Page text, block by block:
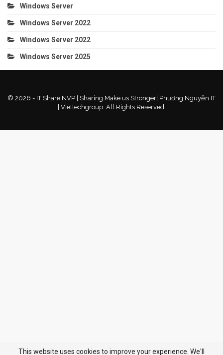
Windows Server
Windows Server 2022
Windows Server 2022
Windows Server 2025
© 2026 - IT Share NVP | Sharing Make us Stronger| Phương Nguyễn IT
| Viettechgroup. All Rights Reserved.
This website uses cookies to improve your experience. We'll